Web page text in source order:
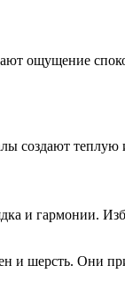
ощущение
создают
и гармонии.
и шерсть. Они